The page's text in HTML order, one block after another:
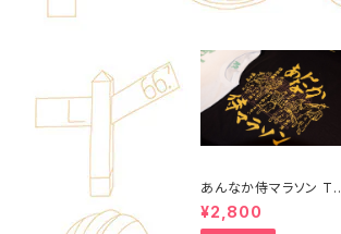
あんなか侍マラソン T-
Shirts
¥2,800